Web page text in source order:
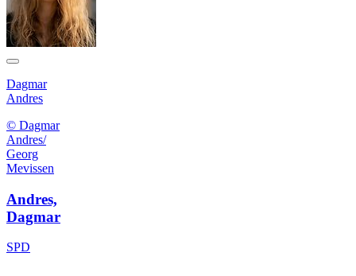
Dagmar
Andres
© Dagmar
Andres/
Georg
Mevissen
Andres,
Dagmar
SPD